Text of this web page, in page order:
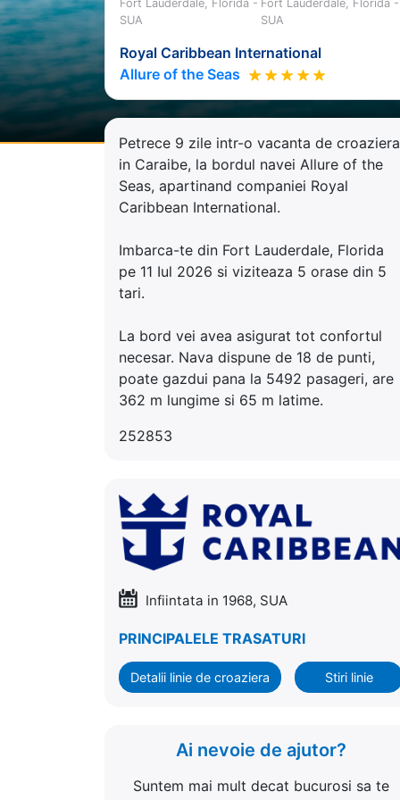
Fort Lauderdale, Florida -
SUA
Fort Lauderdale, Florida -
SUA
Royal Caribbean International
Allure of the Seas
Petrece 9 zile intr-o vacanta de croaziera
in Caraibe, la bordul navei Allure of the
Seas, apartinand companiei Royal
Caribbean International.
Imbarca-te din Fort Lauderdale, Florida
pe 11 Iul 2026 si viziteaza 5 orase din 5
tari.
La bord vei avea asigurat tot confortul
necesar. Nava dispune de 18 de punti,
poate gazdui pana la 5492 pasageri, are
362 m lungime si 65 m latime.
252853
Infiintata in 1968, SUA
PRINCIPALELE TRASATURI
Detalii linie de croaziera Stiri linie
Ai nevoie de ajutor?
Suntem mai mult decat bucurosi sa te